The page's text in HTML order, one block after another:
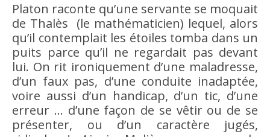
Platon raconte qu’une servante se moquait
de Thalès (le mathématicien) lequel, alors
qu’il contemplait les étoiles tomba dans un
puits parce qu’il ne regardait pas devant
lui. On rit ironiquement d’une maladresse,
d’un faux pas, d’une conduite inadaptée,
voire aussi d’un handicap, d’un tic, d’une
erreur … d’une façon de se vêtir ou de se
présenter, ou d’un caractère jugés,